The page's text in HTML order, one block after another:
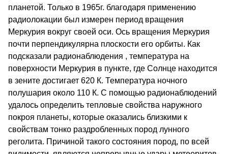
планетой. Только в 1965г. благодаря применению
радиолокации был измерен период вращения
Меркурия вокруг своей оси. Ось вращения Меркурия
почти перпендикулярна плоскости его орбиты. Как
подсказали радионаблюдения , температура на
поверхности Меркурия в пункте, где Солнце находится
в зените достигает 620 К. Температура ночного
полушария около 110 К. С помощью радионаблюдений
удалось определить тепловые свойства наружного
покроя планеты, которые оказались близкими к
свойствам тонко раздробленных пород лунного
реголита. Причиной такого состояния пород, по всей